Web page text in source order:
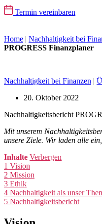
Termin vereinbaren
Home | Nachhaltigkeit bei
PROGRESS Finanzplaner
Nachhaltigkeit bei Finanzen |
20. Oktober 2022
Nachhaltigkeitsbericht
Mit unserem
unsere Ziele. Wir laden alle
Inhalte Verbergen
1 Vision
2 Mission
3 Ethik
4 Nachhaltigkeit als unser
5 Nachhaltigkeitsbericht